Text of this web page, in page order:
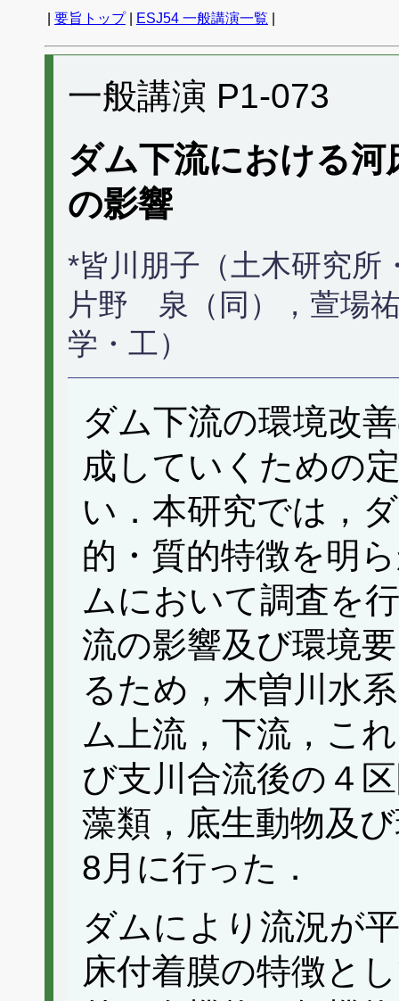
要旨トップ| ESJ54 一般講演一覧
一般講演 P1-073
ダム下流における
の影響
*皆川朋子（土木研究所
片野 泉（同），萱場
学・工）
ダム下流の環境改
成していくための
い．本研究では，
的・質的特徴を明
ムにおいて調査を
流の影響及び環境
るため，木曽川水
ム上流，下流，こ
び支川合流後の４
藻類，底生動物及
8月に行った．
ダムにより流況が
床付着膜の特徴と